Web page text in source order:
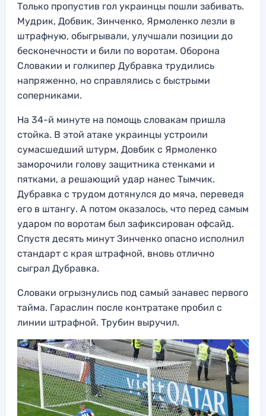
Только пропустив гол украинцы пошли забивать.
Мудрик, Добвик, Зинченко, Ярмоленко лезли в
штрафную, обыгрывали, улучшали позиции до
бесконечности и били по воротам. Оборона
Словакии и голкипер Дубравка трудились
напряженно, но справлялись с быстрыми
соперниками.
На 34-й минуте на помощь словакам пришла
стойка. В этой атаке украинцы устроили
сумасшедший штурм, Довбик с Ярмоленко
заморочили голову защитника стенками и
пятками, а решающий удар нанес Тымчик.
Дубравка с трудом дотянулся до мяча, переведя
его в штангу. А потом оказалось, что перед самым
ударом по воротам был зафиксирован офсайд.
Спустя десять минут Зинченко опасно исполнил
стандарт с края штрафной, вновь отлично
сыграл Дубравка.
Словаки огрызнулись под самый занавес первого
тайма. Гараслин после контратаке пробил с
линии штрафной. Трубин выручил.